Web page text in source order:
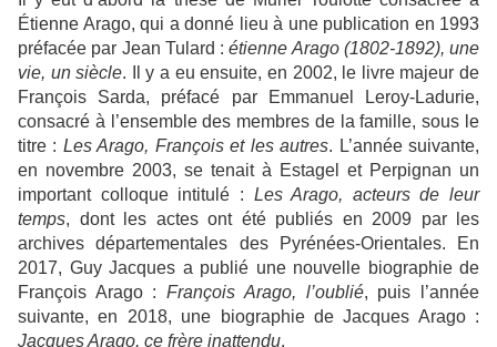
Étienne Arago, qui a donné lieu à une publication en 1993
préfacée par Jean Tulard :étienne Arago (1802-1892), une
vie, un siècle. Il y a eu ensuite, en 2002, le livre majeur de
François Sarda, préfacé par Emmanuel Leroy-Ladurie,
consacré à l’ensemble des membres de la famille, sous le
titre : Les Arago, François et les autres. L’année suivante,
en novembre 2003, se tenait à Estagel et Perpignan un
important colloque intitulé : Les Arago, acteurs de leur
temps, dont les actes ont été publiés en 2009 par les
archives départementales des Pyrénées-Orientales. En
2017, Guy Jacques a publié une nouvelle biographie de
François Arago :François Arago, l’oublié, puis l’année
suivante, en 2018, une biographie de Jacques Arago :
Jacques Arago, ce frère inattendu.